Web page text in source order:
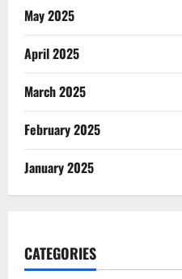
May 2025
April 2025
March 2025
February 2025
January 2025
CATEGORIES